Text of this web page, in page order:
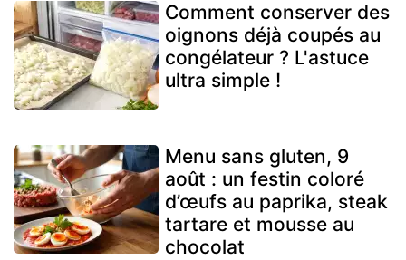
Comment conserver des
oignons déjà coupés au
congélateur ? L'astuce
ultra simple !
Menu sans gluten, 9
août : un festin coloré
d’œufs au paprika, steak
tartare et mousse au
chocolat